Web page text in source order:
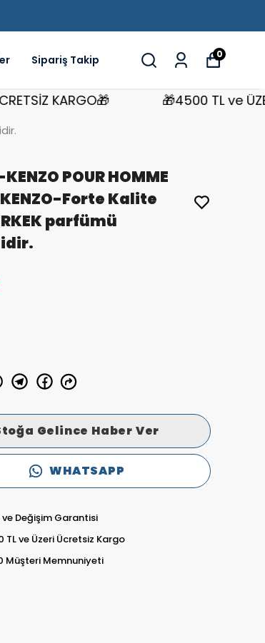
Sipariş Takip 0
KARGO🎁 🎁4500 TL ve ÜZERİ
POUR HOMME
KENZO-Forte Kalite
parfümü
Gelince Haber Ver
WHATSAPP
ve Değişim Garantisi
TL ve Üzeri Ücretsiz Kargo
Müşteri Memnuniyeti